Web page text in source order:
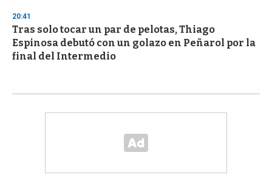
20:41
Tras solo tocar un par de pelotas, Thiago
Espinosa debutó con un golazo en Peñarol por la
final del Intermedio